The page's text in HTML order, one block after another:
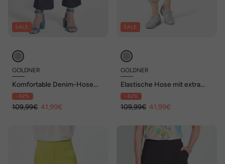
SALE
GOLDNER
Komfortable Denim-Hose
VERA mit Stretch
- 62%
109,99€ 41,99€
SALE
GOLDNER
Elastische Hose mit extra
Nähten
- 62%
109,99€ 41,99€